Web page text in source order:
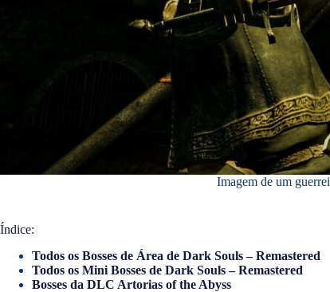
Imagem de um
Índice:
Todos os Bosses de Área de Dark Souls – Remastered
Todos os Mini Bosses de Dark Souls – Remastered
Bosses da DLC Artorias of the Abyss